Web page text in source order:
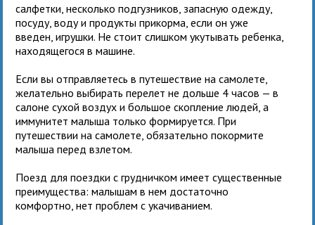
салфетки, несколько подгузников, запасную одежду,
посуду, воду и продукты прикорма, если он уже
введен, игрушки. Не стоит слишком укутывать ребенка,
находящегося в машине.
Если вы отправляетесь в путешествие на самолете,
желательно выбирать перелет не дольше 4 часов — в
салоне сухой воздух и большое скопление людей, а
иммунитет малыша только формируется. При
путешествии на самолете, обязательно покормите
малыша перед взлетом.
Поезд для поездки с грудничком имеет существенные
преимущества: малышам в нем достаточно
комфортно, нет проблем с укачиванием.